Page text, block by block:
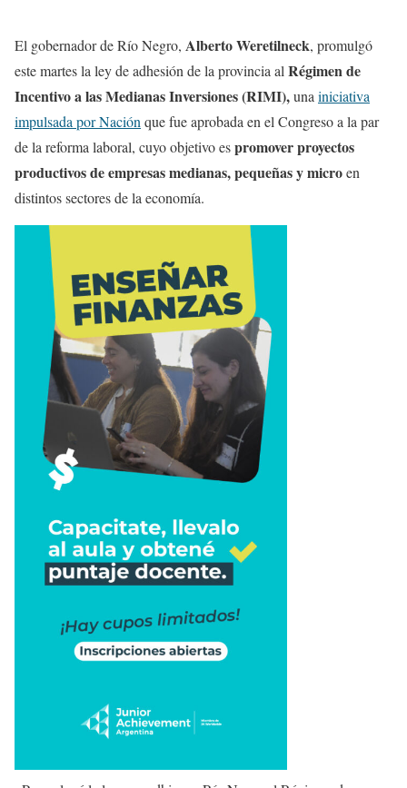
El gobernador de Río Negro, Alberto Weretilneck, promulgó
este martes la ley de adhesión de la provincia al Régimen de
Incentivo a las Medianas Inversiones (RIMI),una iniciativa
impulsada por Nación que fue aprobada en el Congreso a la par
de la reforma laboral, cuyo objetivo espromover proyectos
productivos de empresas medianas, pequeñas y microen
distintos sectores de la economía.